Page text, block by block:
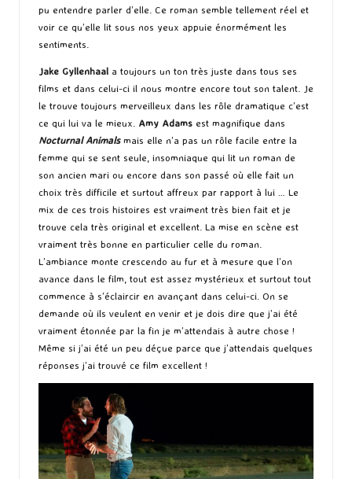
pu entendre parler d’elle. Ce roman semble tellement réel et
voir ce qu’elle lit sous nos yeux appuie énormément les
sentiments.
Jake Gyllenhaal a toujours un ton très juste dans tous ses
films et dans celui-ci il nous montre encore tout son talent. Je
le trouve toujours merveilleux dans les rôle dramatique c’est
ce qui lui va le mieux. Amy Adams est magnifique dans
Nocturnal Animalsmais elle n’a pas un rôle facile entre la
femme qui se sent seule, insomniaque qui lit un roman de
son ancien mari ou encore dans son passé où elle fait un
choix très difficile et surtout affreux par rapport à lui … Le
mix de ces trois histoires est vraiment très bien fait et je
trouve cela très original et excellent. La mise en scène est
vraiment très bonne en particulier celle du roman.
L’ambiance monte crescendo au fur et à mesure que l’on
avance dans le film, tout est assez mystérieux et surtout tout
commence à s’éclaircir en avançant dans celui-ci. On se
demande où ils veulent en venir et je dois dire que j’ai été
vraiment étonnée par la fin je m’attendais à autre chose !
Même si j’ai été un peu déçue parce que j’attendais quelques
réponses j’ai trouvé ce film excellent !